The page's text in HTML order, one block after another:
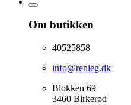
Om butikken
40525858
info@renleg.dk
Blokken 69
3460 Birkerød